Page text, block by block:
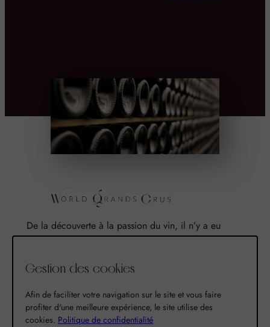
De la découverte à la passion du vin, il n’y a eu
qu’un pas. Un pas que nous avons franchi en faisant
là est né World Grands Crus avec pour mission de
nos terroirs.
Gestion des cookies
Afin de faciliter votre navigation sur le site et vous faire
profiter d'une meilleure expérience, le site utilise des
cookies. Politique de confidentialité